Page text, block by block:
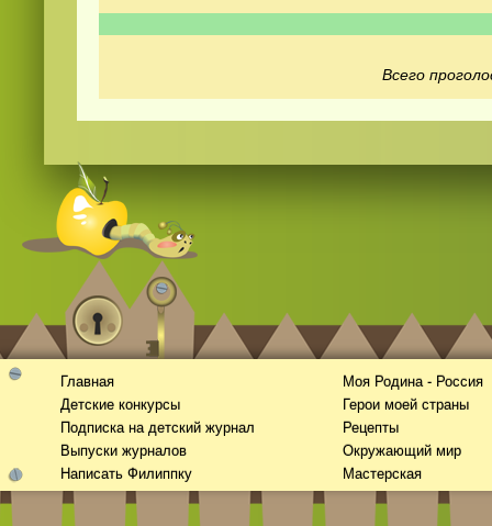
Всего
Главная
Детские конкурсы
Подписка на детский журнал
Выпуски журналов
Написать Филиппку
Моя Родина - Россия
Герои моей страны
Рецепты
Окружающий мир
Мастерская
Смотретьвидеоонлайн